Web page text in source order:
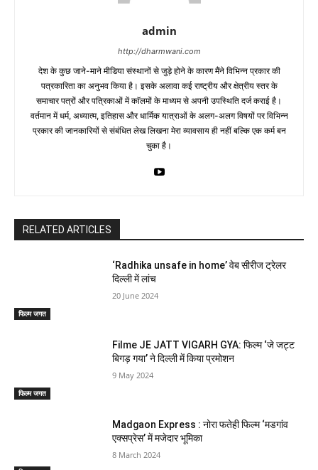
admin
http://dharmwani.com
देश के कुछ जाने-माने मीडिया संस्थानों से जुड़े होने के कारण मैंने विभिन्न प्रकार की
पत्रकारिता का अनुभव किया है। इसके अलावा कई राष्ट्रीय और क्षेत्रीय स्तर के
समाचार पत्रों और पत्रिकाओं में काॅलमों के माध्यम से अपनी उपस्थिति दर्ज कराई है।
वर्तमान में धर्म, अध्यात्म, इतिहास और धार्मिक यात्राओं के अलग-अलग विषयों पर विभिन्न
प्रकार की जानकारियों से संबंधित लेख लिखना मेरा व्यावसाय ही नहीं बल्कि एक कर्म बन
चुका है।
RELATED ARTICLES
फिल्म जगत
‘Radhika unsafe in home’ वेब सीरीज ट्रेलर
दिल्ली में लांच
20 June 2024
फिल्म जगत
Filme JE JATT VIGARH GYA: फिल्म ‘जे जट्ट
बिगड़ गया’ ने दिल्ली में किया प्रमोशन
9 May 2024
Madgaon Express : नोरा फतेही फिल्म ‘मडगांव
एक्सप्रेस’ में मजेदार भूमिका
8 March 2024